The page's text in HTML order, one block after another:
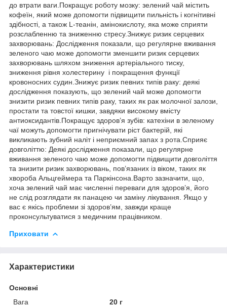
до втрати ваги.Покращує роботу мозку: зелений чай містить
кофеїн, який може допомогти підвищити пильність і когнітивні
здібності, а також L-теанін, амінокислоту, яка може сприяти
розслабленню та зниженню стресу.Знижує ризик серцевих
захворювань: Дослідження показали, що регулярне вживання
зеленого чаю може допомогти зменшити ризик серцевих
захворювань шляхом зниження артеріального тиску,
зниження рівня холестерину і покращення функції
кровоносних судин.Знижує ризик певних типів раку: деякі
дослідження показують, що зелений чай може допомогти
знизити ризик певних типів раку, таких як рак молочної залози,
простати та товстої кишки, завдяки високому вмісту
антиоксидантів.Покращує здоров’я зубів: катехіни в зеленому
чаї можуть допомогти пригнічувати ріст бактерій, які
викликають зубний наліт і неприємний запах з рота.Сприяє
довголіттю: Деякі дослідження показали, що регулярне
вживання зеленого чаю може допомогти підвищити довголіття
та знизити ризик захворювань, пов’язаних із віком, таких як
хвороба Альцгеймера та Паркінсона.Варто зазначити, що,
хоча зелений чай має численні переваги для здоров’я, його
не слід розглядати як панацею чи заміну лікування. Якщо у
вас є якісь проблеми зі здоров’ям, завжди краще
проконсультуватися з медичним працівником.
Приховати
Характеристики
Основні
Вага
20 г